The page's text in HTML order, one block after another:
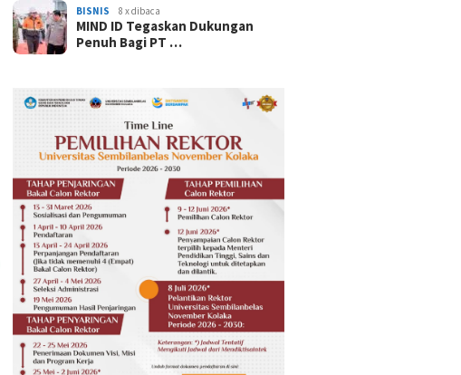
BISNIS 8 x dibaca
MIND ID Tegaskan Dukungan
Penuh Bagi PT …